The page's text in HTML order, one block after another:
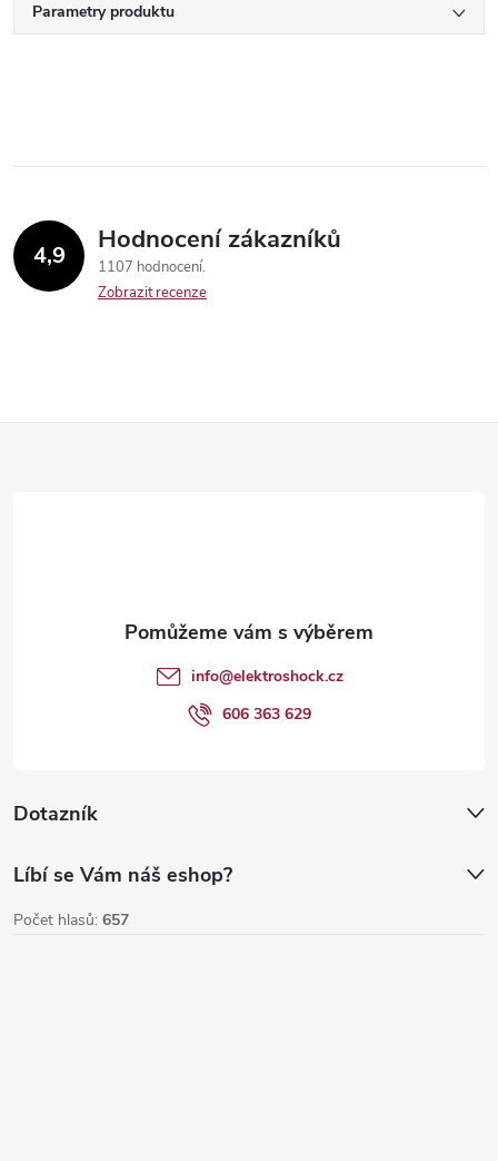
Parametry produktu
4,9 Hodnocení zákazníků
1107 hodnocení
Zobrazit recenze
info@elektroshock.cz
606 363 629
Dotazník
Líbí se Vám náš eshop?
Počet hlasů: 657